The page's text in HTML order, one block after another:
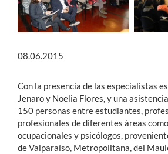
Funcionarios
Alumni
08.06.2015
Con la presencia de las especialistas
Jenaro y Noelia Flores, y una
150 personas entre estudiantes,
profesionales de diferentes áreas
ocupacionales y psicólogos,
de Valparaíso, Metropolitana, del